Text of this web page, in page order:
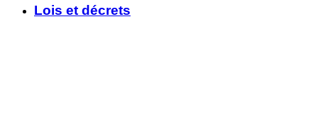
Lois et décrets